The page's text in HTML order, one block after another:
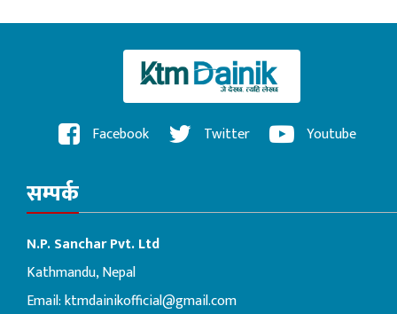
Facebook Twitter Youtube
सम्पर्क
N.P. Sanchar Pvt. Ltd
Kathmandu, Nepal
Email:ktmdainikofficial@gmail.com